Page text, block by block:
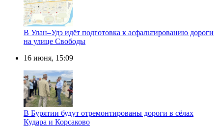
В Улан–Удэ идёт подготовка к асфальтированию дороги
на улице Свободы
16 июня, 15:09
В Бурятии будут отремонтированы дороги в сёлах
Кудара и Корсаково